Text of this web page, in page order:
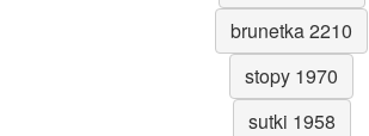
brunetka 2210
stopy 1970
sutki 1958